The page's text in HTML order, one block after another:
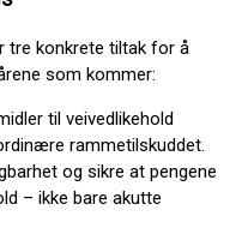
tre konkrete tiltak for å
som kommer:
til veivedlikehold
rammetilskuddet.
og sikre at pengene
– ikke bare akutte